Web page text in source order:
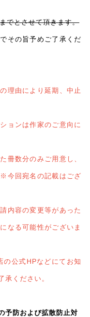
でとさせて頂きます。
その旨予めご了承くだ
理由により延期、中止
ョンは作家のご意向に
冊数分のみご用意し、
今回宛名の記載はござ
内容の変更等があった
なる可能性がございま
の公式HPなどにてお知
承ください。
予防および拡散防止対